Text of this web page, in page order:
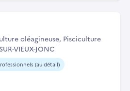
oléagineuse, Pisciculture
VIEUX-JONC
(au détail)